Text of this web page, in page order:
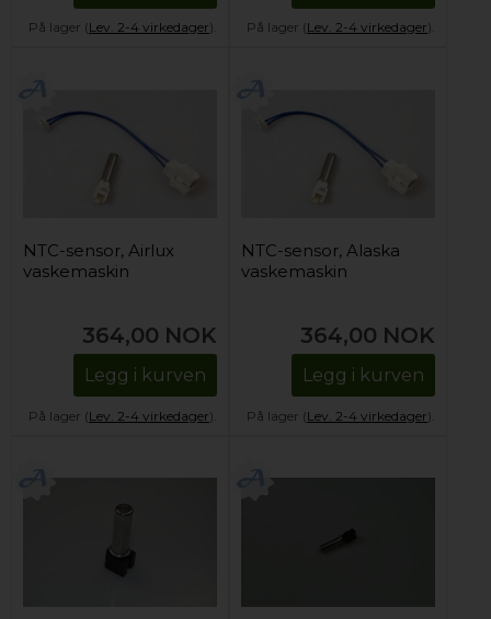
På lager (Lev. 2-4 virkedager). På lager (Lev. 2-4 virkedager).
NTC-sensor, Airlux
vaskemaskin
364,00 NOK
Legg i kurven
På lager (Lev. 2-4 virkedager).
NTC-sensor, Alaska
vaskemaskin
364,00 NOK
Legg i kurven
På lager (Lev. 2-4 virkedager).